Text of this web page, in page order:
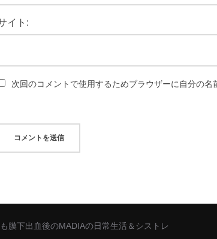
イト:
次回のコメントで使用するためブラウザーに自分の名
膜下出血後のMADIAの日常生活＆シストレ